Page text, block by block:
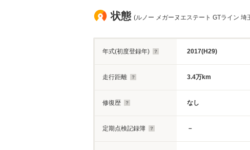
状態 (ルノー メガーヌエステート GTライン 埼
年式(初度登録年) 2017(H29)
走行距離 3.4万km
修復歴 なし
定期点検記録簿 －